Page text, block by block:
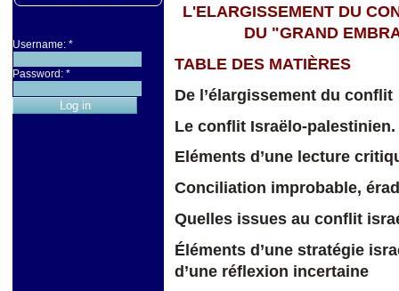
Username: *
Password: *
L'ELARGISSEMENT DU
DU "GRAND
TABLE DES MATIÈRES
De l’élargissement du conflit
Le conflit Israëlo-
Eléments d’une lecture
Conciliation improbable,
Quelles issues au conflit
Éléments d’une stratégie
d’une réflexion incertaine